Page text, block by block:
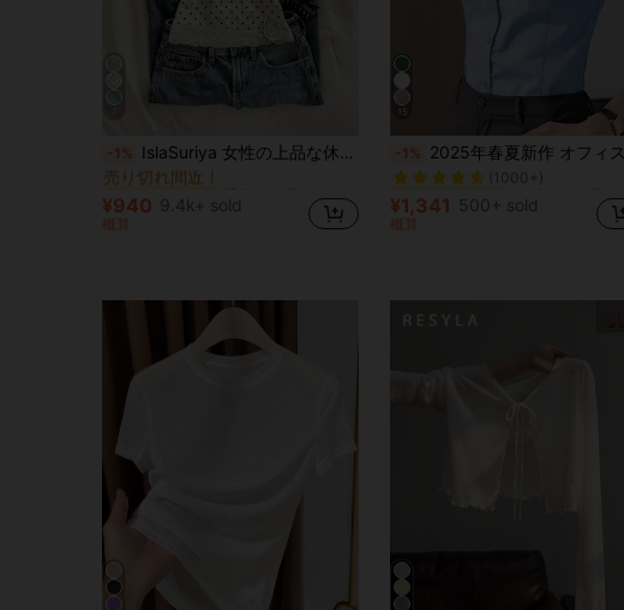
-1% IslaSuriya 女性の上品な休暇スタイル ドット柄 レース切り替え スリムフィット キャミソールトップ
売り切れ間近！
#2 ベストセラー
売り切れ間近！
#2 ベストセラー
売り切れ間近！
#2 ベストセラー
売り切れ間近！
¥940 9.4k+ sold
概算
15
-1% 2025年春夏新作 オフィス制服 レディース ブルー 半袖ブラウス、ビジネス プロフェッショナル アパレル
#1 ベストセラー
(1000+)
#1 ベストセラー
(1000+)
#1 ベストセラー
(1000+)
#1 ベストセラー
¥1,341 500+ sold
概算